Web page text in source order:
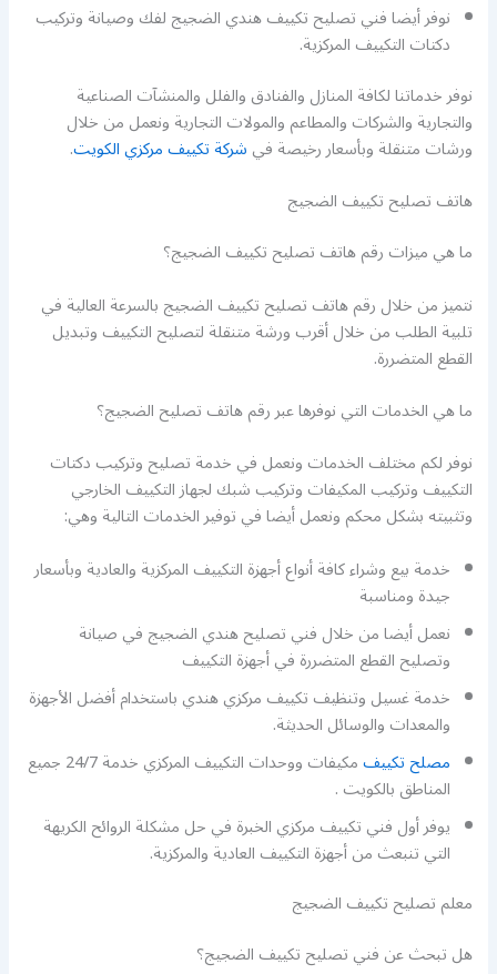
نوفر أيضا فني تصليح تكييف هندي الضجيج لفك وصيانة وتركيب
دكتات التكييف المركزية.
نوفر خدماتنا لكافة المنازل والفنادق والفلل والمنشآت الصناعية
والتجارية والشركات والمطاعم والمولات التجارية ونعمل من خلال
ورشات متنقلة وبأسعار رخيصة فيشركة تكييف مركزي الكويت.
هاتف تصليح تكييف الضجيج
ما هي ميزات رقم هاتف تصليح تكييف الضجيج؟
نتميز من خلال رقم هاتف تصليح تكييف الضجيج بالسرعة العالية في
تلبية الطلب من خلال أقرب ورشة متنقلة لتصليح التكييف وتبديل
القطع المتضررة.
ما هي الخدمات التي نوفرها عبر رقم هاتف تصليح الضجيج؟
نوفر لكم مختلف الخدمات ونعمل في خدمة تصليح وتركيب دكتات
التكييف وتركيب المكيفات وتركيب شبك لجهاز التكييف الخارجي
وتثبيته بشكل محكم ونعمل أيضا في توفير الخدمات التالية وهي:
خدمة بيع وشراء كافة أنواع أجهزة التكييف المركزية والعادية وبأسعار
جيدة ومناسبة
نعمل أيضا من خلال فني تصليح هندي الضجيج في صيانة
وتصليح القطع المتضررة في أجهزة التكييف
خدمة غسيل وتنظيف تكييف مركزي هندي باستخدام أفضل الأجهزة
والمعدات والوسائل الحديثة.
مصلح تكييف
مكيفات ووحدات التكييف المركزي خدمة 24/7 جميع
المناطق بالكويت .
يوفر أول فني تكييف مركزي الخبرة في حل مشكلة الروائح الكريهة
التي تنبعث من أجهزة التكييف العادية والمركزية.
معلم تصليح تكييف الضجيج
هل تبحث عن فني تصليح تكييف الضجيج؟